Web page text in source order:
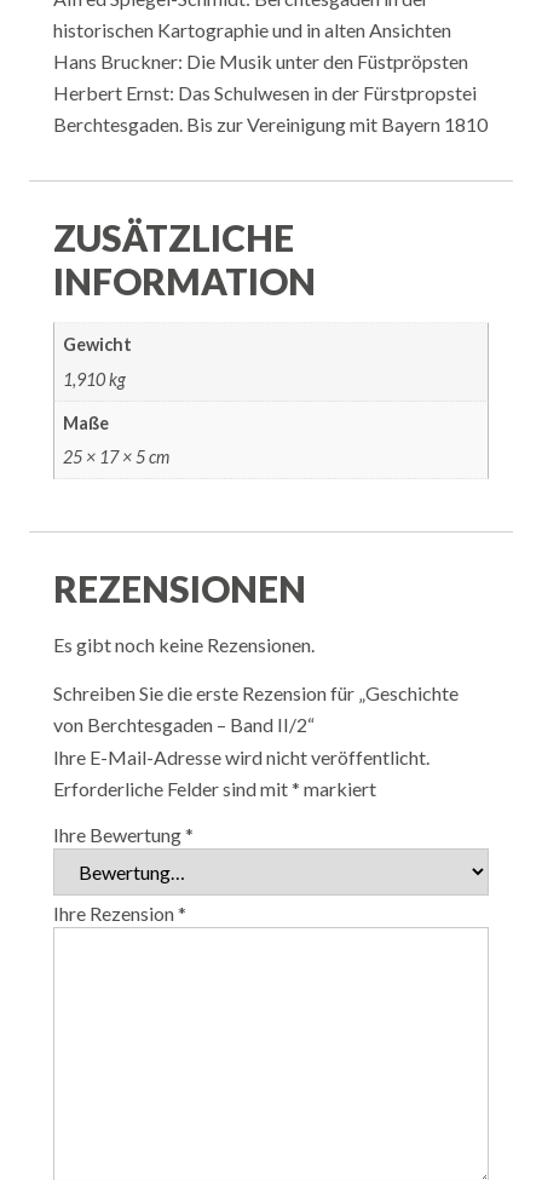
historischen Kartographie und in alten Ansichten
Hans Bruckner: Die Musik unter den Füstpröpsten
Herbert Ernst: Das Schulwesen in der Fürstpropstei
Berchtesgaden. Bis zur Vereinigung mit Bayern 1810
ZUSÄTZLICHE
INFORMATION
Gewicht
1,910 kg
Maße
25 × 17 × 5 cm
REZENSIONEN
Es gibt noch keine Rezensionen.
Schreiben Sie die erste Rezension für „Geschichte
von Berchtesgaden – Band II/2“
Ihre E-Mail-Adresse wird nicht veröffentlicht.
Erforderliche Felder sind mit* markiert
Ihre Bewertung*
Ihre Rezension*